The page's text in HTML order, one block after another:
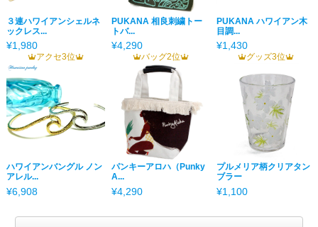
３連ハワイアンシェルネ
ックレス...
¥1,980
PUKANA 相良刺繍トー
トバ...
¥4,290
PUKANA ハワイアン木
目調...
¥1,430
アクセ3位
ハワイアンバングル ノン
アレル...
¥6,908
バッグ2位
パンキーアロハ（Punky
A...
¥4,290
グッズ3位
プルメリア柄クリアタン
ブラー
¥1,100